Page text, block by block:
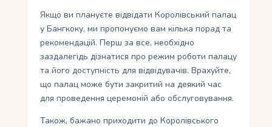
Якщо ви плануєте відвідати Королівський палац
у Бангкоку, ми пропонуємо вам кілька порад та
рекомендацій. Перш за все, необхідно
заздалегідь дізнатися про режим роботи палацу
та його доступність для відвідувачів. Врахуйте,
що палац може бути закритий на деякий час
для проведення церемоній або обслуговування.
Також, бажано приходити до Королівського